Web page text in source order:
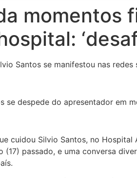
momentos
Santos se manifestou nas redes
se despede do apresentador em
cuidou Silvio Santos, no
(17) passado, e uma conversa